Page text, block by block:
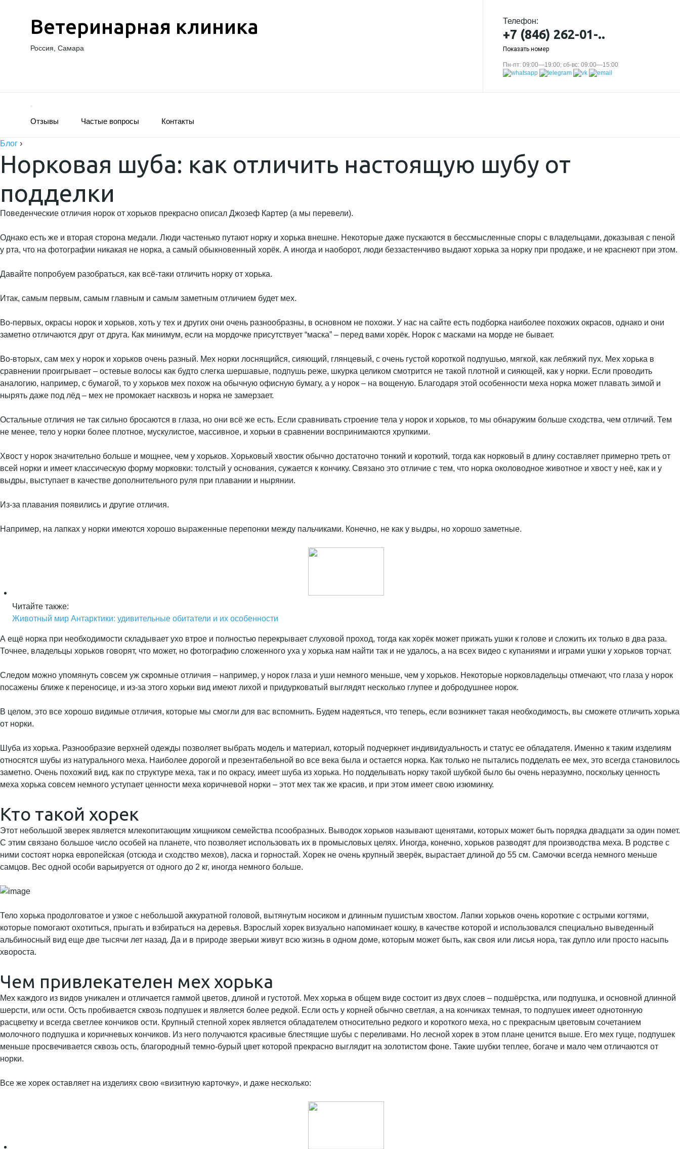
Ветеринарная клиника
Россия, Самара
Телефон:
+7 (846) 262-01-..
Показать номер
Пн-пт: 09:00—19:00; сб-вс: 09:00—15:00
Отзывы Частые вопросы Контакты
Блог ›
Норковая шуба: как отличить настоящую шубу от
подделки
Поведенческие отличия норок от хорьков прекрасно описал Джозеф Картер (а мы перевели).
Однако есть же и вторая сторона медали. Люди частенько путают норку и хорька внешне. Некоторые даже пускаются в бессмысленные споры с владельцами, доказывая с пеной
у рта, что на фотографии никакая не норка, а самый обыкновенный хорёк. А иногда и наоборот, люди беззастенчиво выдают хорька за норку при продаже, и не краснеют при этом.
Давайте попробуем разобраться, как всё-таки отличить норку от хорька.
Итак, самым первым, самым главным и самым заметным отличием будет мех.
Во-первых, окрасы норок и хорьков, хоть у тех и других они очень разнообразны, в основном не похожи. У нас на сайте есть подборка наиболее похожих окрасов, однако и они
заметно отличаются друг от друга. Как минимум, если на мордочке присутствует “маска” – перед вами хорёк. Норок с масками на морде не бывает.
Во-вторых, сам мех у норок и хорьков очень разный. Мех норки лоснящийся, сияющий, глянцевый, с очень густой короткой подпушью, мягкой, как лебяжий пух. Мех хорька в
сравнении проигрывает – остевые волосы как будто слегка шершавые, подпушь реже, шкурка целиком смотрится не такой плотной и сияющей, как у норки. Если проводить
аналогию, например, с бумагой, то у хорьков мех похож на обычную офисную бумагу, а у норок – на вощеную. Благодаря этой особенности меха норка может плавать зимой и
нырять даже под лёд – мех не промокает насквозь и норка не замерзает.
Остальные отличия не так сильно бросаются в глаза, но они всё же есть. Если сравнивать строение тела у норок и хорьков, то мы обнаружим больше сходства, чем отличий. Тем
не менее, тело у норки более плотное, мускулистое, массивное, и хорьки в сравнении воспринимаются хрупкими.
Хвост у норок значительно больше и мощнее, чем у хорьков. Хорьковый хвостик обычно достаточно тонкий и короткий, тогда как норковый в длину составляет примерно треть от
всей норки и имеет классическую форму морковки: толстый у основания, сужается к кончику. Связано это отличие с тем, что норка околоводное животное и хвост у неё, как и у
выдры, выступает в качестве дополнительного руля при плавании и нырянии.
Из-за плавания появились и другие отличия.
Например, на лапках у норки имеются хорошо выраженные перепонки между пальчиками. Конечно, не как у выдры, но хорошо заметные.
Читайте также:
Животный мир Антарктики: удивительные обитатели и их особенности
А ещё норка при необходимости складывает ухо втрое и полностью перекрывает слуховой проход, тогда как хорёк может прижать ушки к голове и сложить их только в два раза.
Точнее, владельцы хорьков говорят, что может, но фотографию сложенного уха у хорька нам найти так и не удалось, а на всех видео с купаниями и играми ушки у хорьков торчат.
Следом можно упомянуть совсем уж скромные отличия – например, у норок глаза и уши немного меньше, чем у хорьков. Некоторые норковладельцы отмечают, что глаза у норок
посажены ближе к переносице, и из-за этого хорьки вид имеют лихой и придурковатый выглядят несколько глупее и добродушнее норок.
В целом, это все хорошо видимые отличия, которые мы смогли для вас вспомнить. Будем надеяться, что теперь, если возникнет такая необходимость, вы сможете отличить хорька
от норки.
Шуба из хорька. Разнообразие верхней одежды позволяет выбрать модель и материал, который подчеркнет индивидуальность и статус ее обладателя. Именно к таким изделиям
относятся шубы из натурального меха. Наиболее дорогой и презентабельной во все века была и остается норка. Как только не пытались подделать ее мех, это всегда становилось
заметно. Очень похожий вид, как по структуре меха, так и по окрасу, имеет шуба из хорька. Но подделывать норку такой шубкой было бы очень неразумно, поскольку ценность
меха хорька совсем немного уступает ценности меха коричневой норки – этот мех так же красив, и при этом имеет свою изюминку.
Кто такой хорек
Этот небольшой зверек является млекопитающим хищником семейства псообразных. Выводок хорьков называют щенятами, которых может быть порядка двадцати за один помет.
С этим связано большое число особей на планете, что позволяет использовать их в промысловых целях. Иногда, конечно, хорьков разводят для производства меха. В родстве с
ними состоят норка европейская (отсюда и сходство мехов), ласка и горностай. Хорек не очень крупный зверёк, вырастает длиной до 55 см. Самочки всегда немного меньше
самцов. Вес одной особи варьируется от одного до 2 кг, иногда немного больше.
Тело хорька продолговатое и узкое с небольшой аккуратной головой, вытянутым носиком и длинным пушистым хвостом. Лапки хорьков очень короткие с острыми когтями,
которые помогают охотиться, прыгать и взбираться на деревья. Взрослый хорек визуально напоминает кошку, в качестве которой и использовался специально выведенный
альбиносный вид еще две тысячи лет назад. Да и в природе зверьки живут всю жизнь в одном доме, которым может быть, как своя или лисья нора, так дупло или просто насыпь
хвороста.
Чем привлекателен мех хорька
Мех каждого из видов уникален и отличается гаммой цветов, длиной и густотой. Мех хорька в общем виде состоит из двух слоев – подшёрстка, или подпушка, и основной длинной
шерсти, или ости. Ость пробивается сквозь подпушек и является более редкой. Если ость у корней обычно светлая, а на кончиках темная, то подпушек имеет однотонную
расцветку и всегда светлее кончиков ости. Крупный степной хорек является обладателем относительно редкого и короткого меха, но с прекрасным цветовым сочетанием
молочного подпушка и коричневых кончиков. Из него получаются красивые блестящие шубы с переливами. Но лесной хорек в этом плане ценится выше. Его мех гуще, подпушек
меньше просвечивается сквозь ость, благородный темно-бурый цвет которой прекрасно выглядит на золотистом фоне. Такие шубки теплее, богаче и мало чем отличаются от
норки.
Все же хорек оставляет на изделиях свою «визитную карточку», и даже несколько: